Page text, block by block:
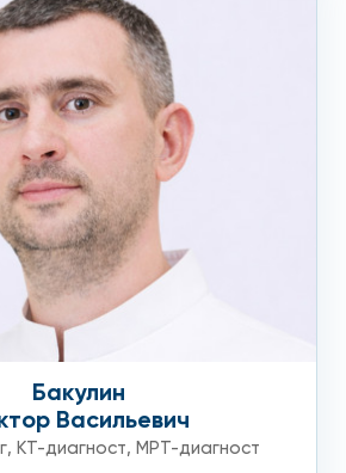
Бакулин
Васильевич
, КТ-диагност, МРТ-диагност